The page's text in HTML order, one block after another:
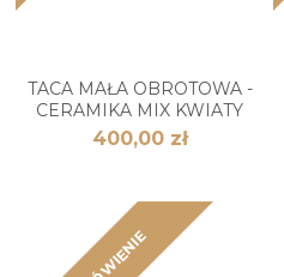
TACA MAŁA OBROTOWA -
CERAMIKA MIX KWIATY
400,00 zł